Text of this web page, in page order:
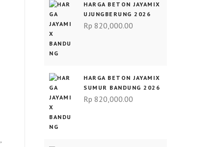
HARGA BETON JAYAMIX
UJUNGBERUNG 2026
Rp 820,000.00
HARGA BETON JAYAMIX
SUMUR BANDUNG 2026
Rp 820,000.00